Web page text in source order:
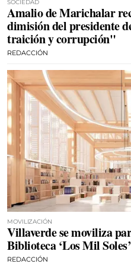
SOCIEDAD
Amalio de Marichalar
dimisión del presidente
traición y corrupción"
REDACCIÓN
MOVILIZACIÓN
Villaverde se moviliza
Biblioteca ‘Los Mil Soles’
REDACCIÓN